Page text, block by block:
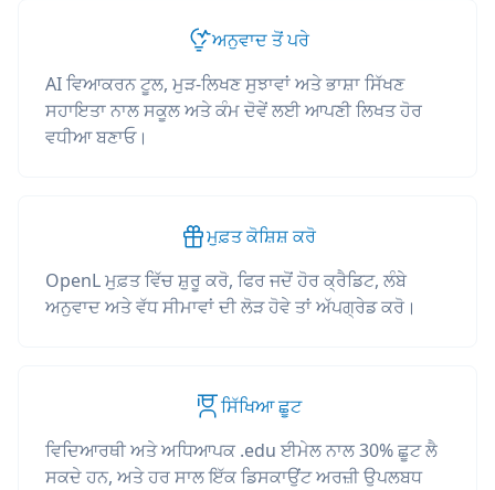
ਅਨੁਵਾਦ ਤੋਂ ਪਰੇ
AI ਵਿਆਕਰਨ ਟੂਲ, ਮੁੜ-ਲਿਖਣ ਸੁਝਾਵਾਂ ਅਤੇ ਭਾਸ਼ਾ ਸਿੱਖਣ
ਸਹਾਇਤਾ ਨਾਲ ਸਕੂਲ ਅਤੇ ਕੰਮ ਦੋਵੇਂ ਲਈ ਆਪਣੀ ਲਿਖਤ ਹੋਰ
ਵਧੀਆ ਬਣਾਓ।
ਮੁਫ਼ਤ ਕੋਸ਼ਿਸ਼ ਕਰੋ
OpenL ਮੁਫ਼ਤ ਵਿੱਚ ਸ਼ੁਰੂ ਕਰੋ, ਫਿਰ ਜਦੋਂ ਹੋਰ ਕ੍ਰੈਡਿਟ, ਲੰਬੇ
ਅਨੁਵਾਦ ਅਤੇ ਵੱਧ ਸੀਮਾਵਾਂ ਦੀ ਲੋੜ ਹੋਵੇ ਤਾਂ ਅੱਪਗ੍ਰੇਡ ਕਰੋ।
ਸਿੱਖਿਆ ਛੂਟ
ਵਿਦਿਆਰਥੀ ਅਤੇ ਅਧਿਆਪਕ .edu ਈਮੇਲ ਨਾਲ 30% ਛੂਟ ਲੈ
ਸਕਦੇ ਹਨ, ਅਤੇ ਹਰ ਸਾਲ ਇੱਕ ਡਿਸਕਾਉਂਟ ਅਰਜ਼ੀ ਉਪਲਬਧ